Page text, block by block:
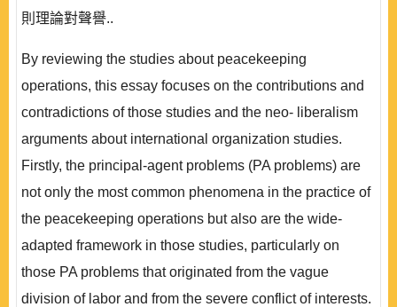
則理論對聲譽..
By reviewing the studies about peacekeeping
operations, this essay focuses on the contributions and
contradictions of those studies and the neo- liberalism
arguments about international organization studies.
Firstly, the principal-agent problems (PA problems) are
not only the most common phenomena in the practice of
the peacekeeping operations but also are the wide-
adapted framework in those studies, particularly on
those PA problems that originated from the vague
division of labor and from the severe conflict of interests.